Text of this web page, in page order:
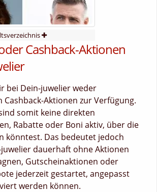
Cashback-Aktionen
bei Dein-juwelier weder
Cashback-Aktionen zur Verfügung.
somit keine direkten
Rabatte oder Boni aktiv, über die
könntest. Das bedeutet jedoch
dauerhaft ohne Aktionen
Gutscheinaktionen oder
jederzeit gestartet, angepasst
werden können.